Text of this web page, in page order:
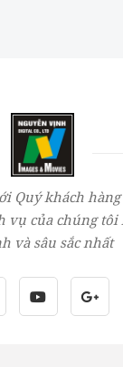
Quý khách hàng
vụ của chúng tôi
và sâu sắc nhất